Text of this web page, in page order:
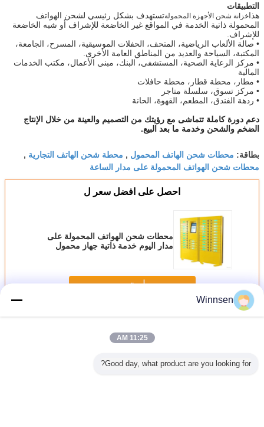
التطبيقات
هذاخزانة شحن الأجهزة المحمولةتستهدف بشكل رئيسي لشحن الهواتف
المحمولة ذاتية الخدمة في المواقع غير الخاضعة للإشراف أو شبه الخاضعة
للإشراف.
• صالة الألعاب الرياضية، المتحف، الحفلات الموسيقية، المسرح، الجامعة،
المكتبة، السياحة والعديد من المناطق العامة الأخرى.
• مركز الرعاية الصحية، المستشفى، البنك، مبنى الأعمال، مكتب الخدمات
المالية
• مطار، محطة قطار، محطة حافلات
• مركز تسوق، سلسلة متاجر
• ردهة الفندق، المطعم، القهوة، الحانة
دعم دورة كاملة تتماشى مع رؤيتك من التصميم والعينة من خلال الإنتاج
الضخم والشحن وخدمة ما بعد البيع.
بطاقة: محطات شحن الهاتف المحمول , محطة شحن الهاتف التجارية ,
محطات شحن الهواتف المحمولة على مدار الساعة
احصل على افضل سعر ل
محطات شحن الهواتف المحمولة على
مدار اليوم خدمة ذاتية جهاز محمول
استمر
أكثرمحطات شحن الهاتف الخليوي
Winnsen
11:25 AM
Good day, what product are you looking for?